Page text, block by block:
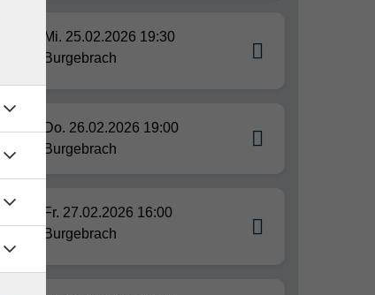
Mi. 25.02.2026 19:30
Burgebrach
Do. 26.02.2026 19:00
Burgebrach
Fr. 27.02.2026 16:00
Burgebrach